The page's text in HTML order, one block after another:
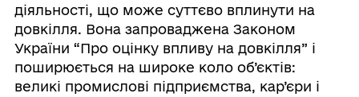
діяльності, що може суттєво вплинути на
довкілля. Вона запроваджена Законом
України “Про оцінку впливу на довкілля” і
поширюється на широке коло об’єктів:
великі промислові підприємства, кар’єри і